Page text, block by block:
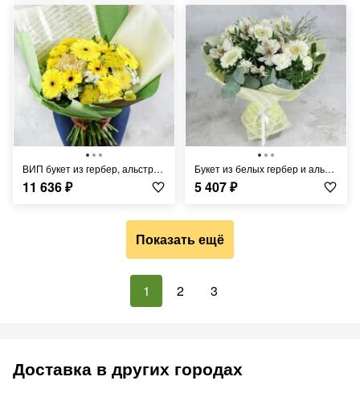
ВИП букет из гербер, альстромерий, хризантем и ахилей
11 636₽
Букет из белых гербер и альстромерий в упаковке
5 407₽
Показать ещё
1 2 3
Доставка в других городах